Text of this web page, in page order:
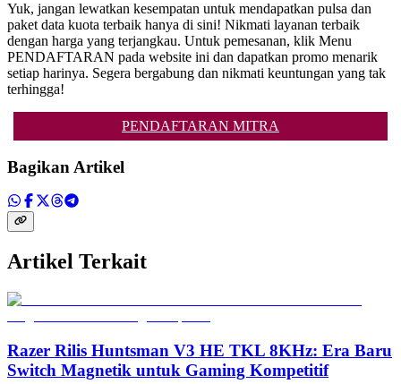
Yuk, jangan lewatkan kesempatan untuk mendapatkan pulsa dan
paket data kuota terbaik hanya di sini! Nikmati layanan terbaik
dengan harga yang terjangkau. Untuk pemesanan, klik Menu
PENDAFTARAN pada website ini dan dapatkan promo menarik
setiap harinya. Segera bergabung dan nikmati keuntungan yang tak
terhingga!
PENDAFTARAN MITRA
Bagikan Artikel
Artikel Terkait
Razer Rilis Huntsman V3 HE TKL 8KHz: Era Baru
Switch Magnetik untuk Gaming Kompetitif